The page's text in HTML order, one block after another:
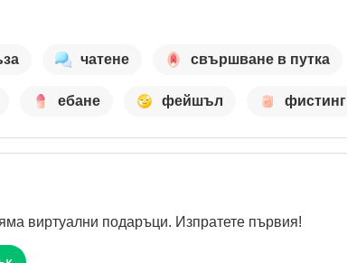
чатене свършване в путка
ебане фейшъл фистинг
виртуални подаръци. Изпратете първия!